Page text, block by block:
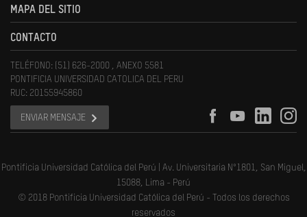
MAPA DEL SITIO
CONTACTO
TELÉFONO: (51) 626-2000 , ANEXO 5581
PONTIFICIA UNIVERSIDAD CATOLICA DEL PERU
RUC: 20155945860
ENVIAR MENSAJE
Pontificia Universidad Católica del Perú | Av. Universitaria N°1801, San Miguel,
15088, Lima - Perú
© 2018 Pontificia Universidad Católica del Perú - Todos los derechos
reservados